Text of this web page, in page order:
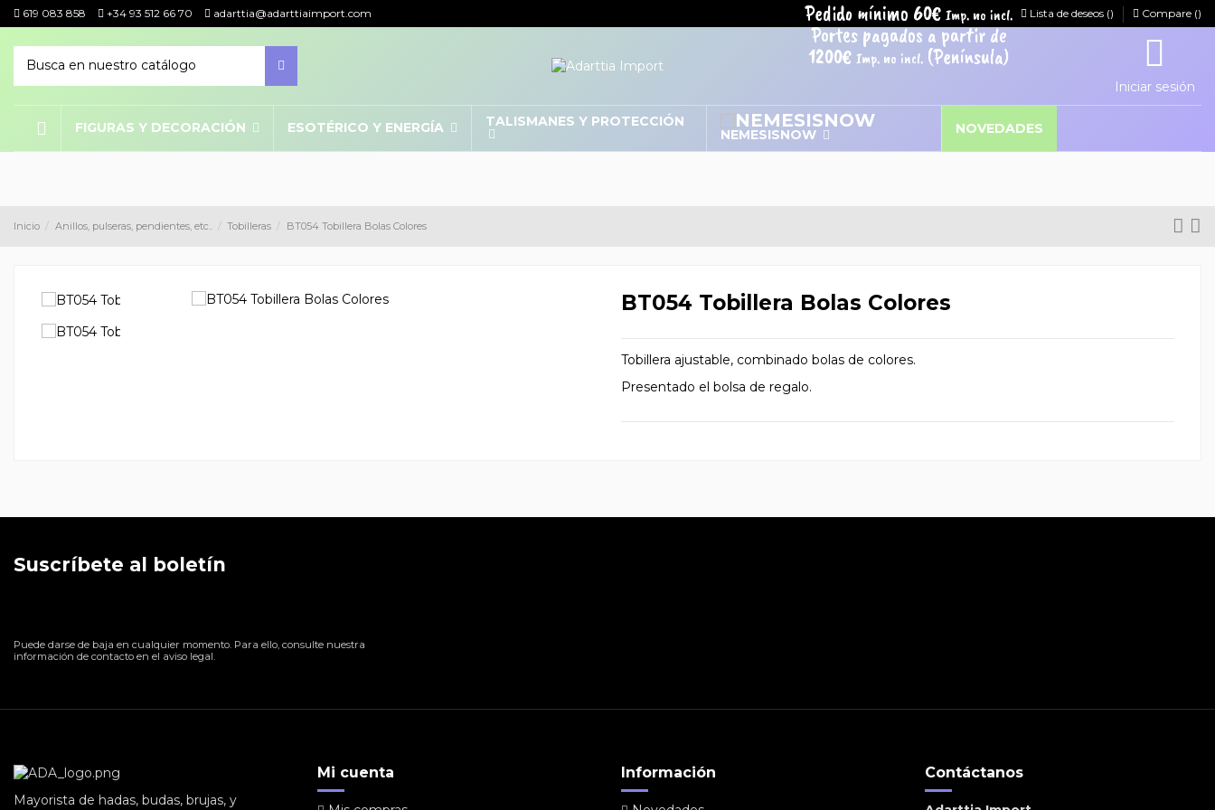
619 083 858 +34 93 512 66 70 adarttia@adarttiaimport.com Lista de deseos () Compare ()
Iniciar sesión
FIGURAS Y DECORACIÓN ESOTÉRICO Y ENERGÍA
TALISMANES Y PROTECCIÓN
NEMESISNOW
NOVEDADES
Pedido mínimo 60€Imp. no incl.
Portes pagados a partir de
1200€Imp. no incl. (Península)
Inicio Anillos, pulseras, pendientes, etc.. Tobilleras BT054 Tobillera Bolas Colores
BT054 Tobillera Bolas Colores
Tobillera ajustable, combinado bolas de colores.
Presentado el bolsa de regalo.
Suscríbete al boletín
Puede darse de baja en cualquier momento. Para ello, consulte nuestra
información de contacto en el aviso legal.
Mayorista de hadas, budas, brujas, y
Mi cuenta Información Contáctanos